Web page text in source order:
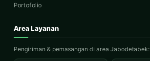
Portofolio
Area Layanan
Pengiriman & pemasangan di area Jabodetabek: